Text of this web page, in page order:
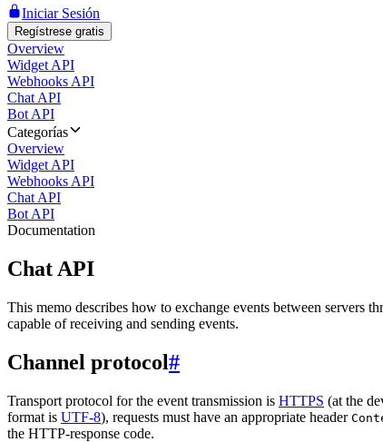
Iniciar Sesión
Regístrese gratis
Overview
Widget API
Webhooks API
Chat API
Bot API
Categorías
Overview
Widget API
Webhooks API
Chat API
Bot API
Documentation
Chat API
This memo describes how to exchange events between servers
capable of receiving and sending events.
Channel protocol#
Transport protocol for the event transmission is HTTPS (at the
format is UTF-8), requests must have an appropriate header
the HTTP-response code.